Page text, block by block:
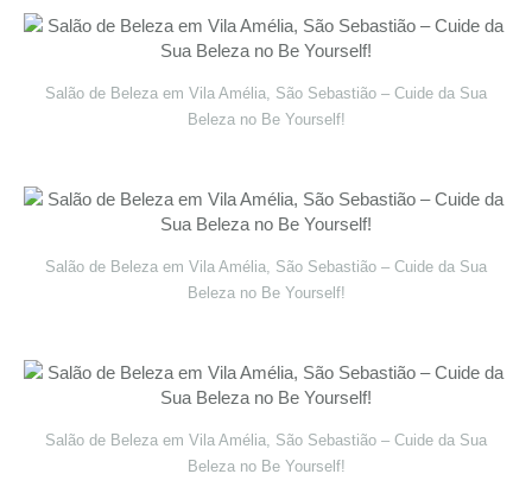
Salão de Beleza em Vila Amélia, São Sebastião – Cuide da Sua
Beleza no Be Yourself!
Salão de Beleza em Vila Amélia, São Sebastião – Cuide da Sua
Beleza no Be Yourself!
Salão de Beleza em Vila Amélia, São Sebastião – Cuide da Sua
Beleza no Be Yourself!